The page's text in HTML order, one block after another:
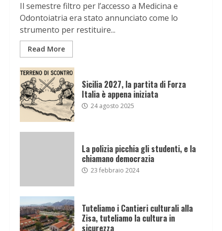
Il semestre filtro per l’accesso a Medicina e
Odontoiatria era stato annunciato come lo
strumento per restituire...
Read More
Sicilia 2027, la partita di Forza
Italia è appena iniziata
24 agosto 2025
La polizia picchia gli studenti, e la
chiamano democrazia
23 febbraio 2024
Tuteliamo i Cantieri culturali alla
Zisa, tuteliamo la cultura in
sicurezza